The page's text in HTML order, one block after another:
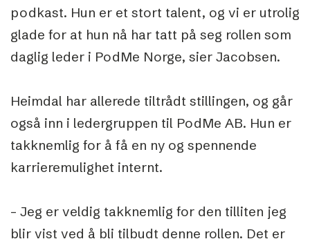
podkast. Hun er et stort talent, og vi er utrolig
glade for at hun nå har tatt på seg rollen som
daglig leder i PodMe Norge, sier Jacobsen.
Heimdal har allerede tiltrådt stillingen, og går
også inn i ledergruppen til PodMe AB. Hun er
takknemlig for å få en ny og spennende
karrieremulighet internt.
– Jeg er veldig takknemlig for den tilliten jeg
blir vist ved å bli tilbudt denne rollen. Det er